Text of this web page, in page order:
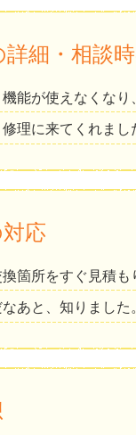
細・相談
能が使えなくな
理に来てくれまし
応
箇所をすぐ見積
あと、知りました